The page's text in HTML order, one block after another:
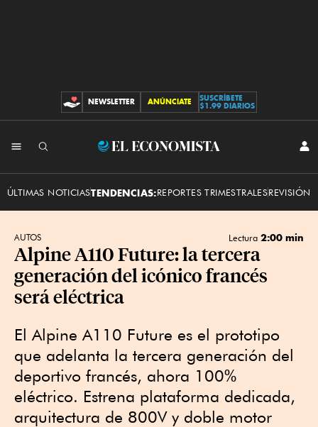
CONTRIBUCIONES
NEWSLETTER ANÚNCIATE
SUSCRÍBETE
$1.99 DIARIOS
El
ÚLTIMAS NOTICIASTENDENCIAS:REPORTES TRIMESTRALESREVISIÓN
AUTOS Lectura 2:00 min
Alpine A110 Future: la tercera
generación del icónico francés
será eléctrica
El Alpine A110 Future es el prototipo
que adelanta la tercera generación del
deportivo francés, ahora 100%
eléctrico. Estrena plataforma dedicada,
arquitectura de 800V y doble motor